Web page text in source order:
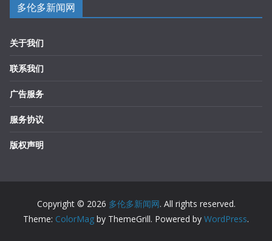
多伦多新闻网
关于我们
联系我们
广告服务
服务协议
版权声明
Copyright © 2026 多伦多新闻网. All rights reserved.
Theme: ColorMag by ThemeGrill. Powered by WordPress.